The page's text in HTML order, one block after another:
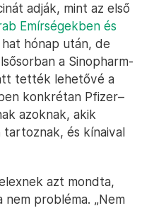
adják, mint az első
Emírségekben és
hónap után, de
a Sinopharm-
tették lehetővé a
konkrétan Pfizer–
azoknak, akik
és kínaival
azt mondta,
nem probléma. „Nem